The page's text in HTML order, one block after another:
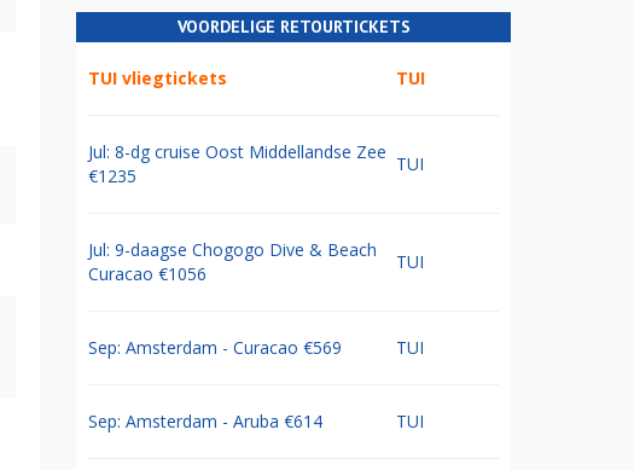
VOORDELIGE RETOURTICKETS
TUI vliegtickets TUI
Jul: 8-dg cruise Oost Middellandse Zee
€1235
TUI
Jul: 9-daagse Chogogo Dive & Beach
Curacao €1056
TUI
Sep: Amsterdam - Curacao €569 TUI
Sep: Amsterdam - Aruba €614 TUI